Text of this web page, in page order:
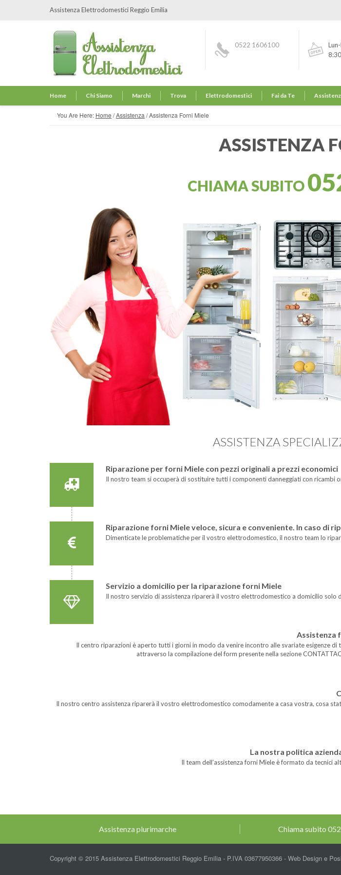
Assistenza Elettrodomestici Reggio Emilia
0522 1606100
Home Chi Siamo Marchi Trova Elettrodomestici Fai da Te
You Are Here: Home /Assistenza /Assistenza Forni Miele
ASSISTENZA
CHIAMA SUBITO
ASSISTENZA
Riparazione per forni Miele con pezzi originali a prezzi economici
Il nostro team si occuperà di sostituire tutti i componenti danneggiati con ricambi
Riparazione forni Miele veloce, sicura e conveniente. In caso di
Dimenticate le problematiche per il vostro elettrodomestico, il nostro team lo
Servizio a domicilio per la riparazione forni Miele
Il nostro servizio di assistenza riparerà il vostro elettrodomestico a domicilio
Assistenza
Il centro riparazioni è aperto tutti i giorni in modo da venire incontro alle svariate esigenze
attraverso la compilazione del form presente nella sezione
Il nostro centro assistenza riparerà il vostro elettrodomestico comodamente a casa vostra, cosa
La nostra politica
Il team dell’assistenza forni Miele è formato da tecnici
Assistenza plurimarche Chiama subito
Copyright © 2015 Assistenza Elettrodomestici Reggio Emilia - P.IVA 03677950366 - Web Design e